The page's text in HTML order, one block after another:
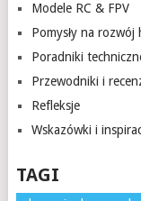
Modele RC & FPV
Pomysły na rozwój
Poradniki
Przewodniki i
Refleksje
Wskazówki i
TAGI